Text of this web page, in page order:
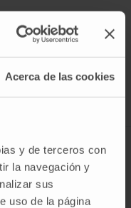
Acerca de las cookies
y de terceros con
la navegación y
sus
uso de la página